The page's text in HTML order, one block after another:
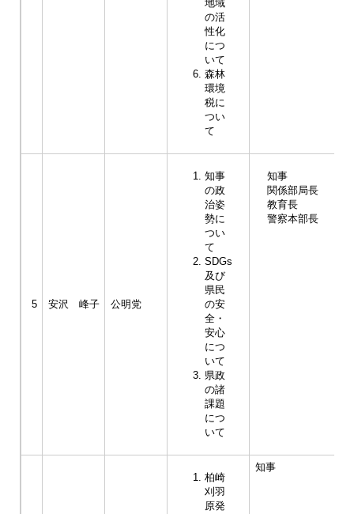
地域
の活
性化
につ
いて
森林
環境
税に
つい
て
5 安沢 峰子 公明党
知事
の政
治姿
勢に
つい
て
SDGs
及び
県民
の安
全・
安心
につ
いて
県政
の諸
課題
につ
いて
知事
関係部局長
教育長
警察本部長
柏崎
刈羽
原発
知事